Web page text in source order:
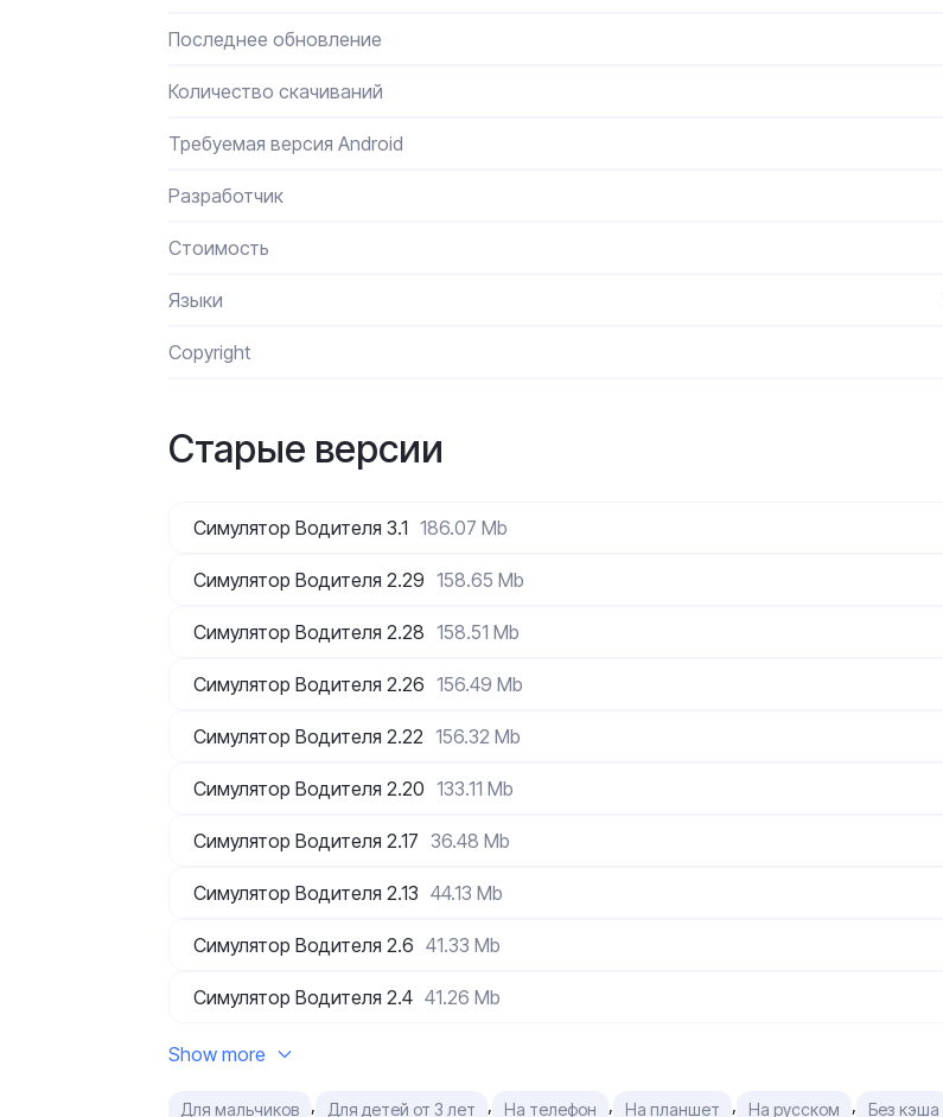
Последнее обновление
Количество скачиваний
Требуемая версия Android
Разработчик
Стоимость
Языки
Сopyright
Старые версии
Симулятор Водителя 3.1 186.07 Mb
Симулятор Водителя 2.29 158.65 Mb
Симулятор Водителя 2.28 158.51 Mb
Симулятор Водителя 2.26 156.49 Mb
Симулятор Водителя 2.22 156.32 Mb
Симулятор Водителя 2.20 133.11 Mb
Симулятор Водителя 2.17 36.48 Mb
Симулятор Водителя 2.13 44.13 Mb
Симулятор Водителя 2.6 41.33 Mb
Симулятор Водителя 2.4 41.26 Mb
Show more
Для мальчиков , Для детей от 3 лет , На телефон , На планшет , На русском , Без кэша